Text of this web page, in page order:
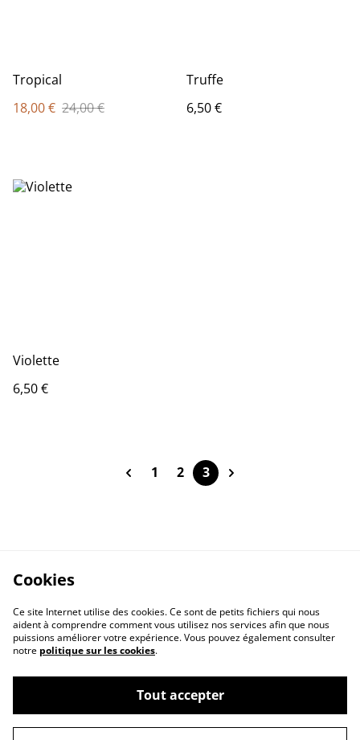
Tropical
18,00 € 24,00 €
Truffe
6,50 €
Violette
6,50 €
1 2 3
Cookies
Ce site Internet utilise des cookies. Ce sont de petits fichiers qui nous
aident à comprendre comment vous utilisez nos services afin que nous
puissions améliorer votre expérience. Vous pouvez également consulter
notre politique sur les cookies.
Tout accepter